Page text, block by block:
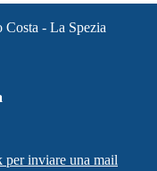
- La Spezia
per inviare una mail